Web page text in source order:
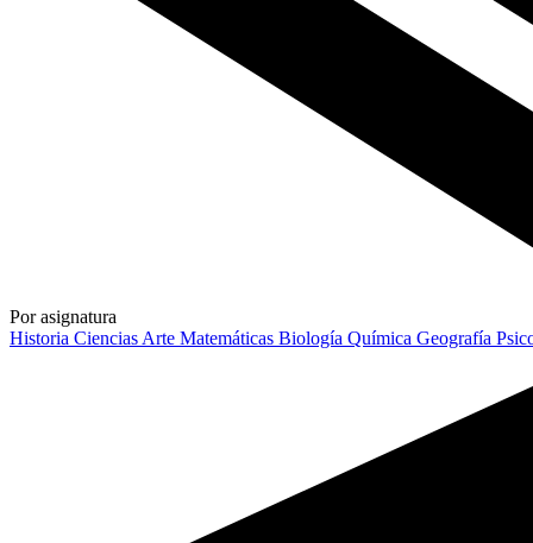
Por asignatura
Historia Ciencias Arte Matemáticas Biología Química Geografía